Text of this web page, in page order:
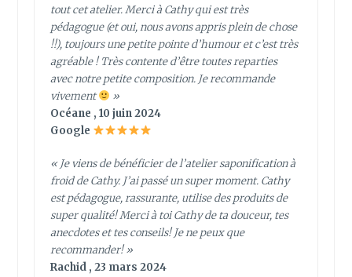
tout cet atelier. Merci à Cathy qui est très
pédagogue (et oui, nous avons appris plein de chose
!!), toujours une petite pointe d’humour et c’est très
agréable ! Très contente d’être toutes reparties
avec notre petite composition. Je recommande
vivement
»
Océane , 10 juin 2024
Google
« Je viens de bénéficier de l’atelier saponification à
froid de Cathy. J’ai passé un super moment. Cathy
est pédagogue, rassurante, utilise des produits de
super qualité! Merci à toi Cathy de ta douceur, tes
anecdotes et tes conseils! Je ne peux que
recommander! »
Rachid , 23 mars 2024